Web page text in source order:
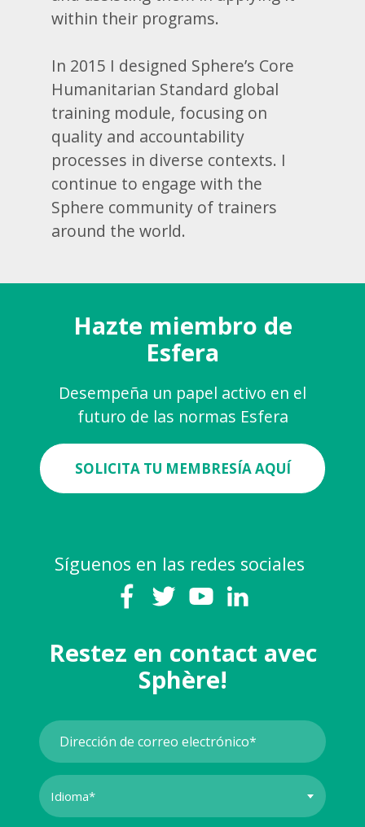
within their programs.
In 2015 I designed Sphere’s Core
Humanitarian Standard global
training module, focusing on
quality and accountability
processes in diverse contexts. I
continue to engage with the
Sphere community of trainers
around the world.
Hazte miembro de
Esfera
Desempeña un papel activo en el
futuro de las normas Esfera
SOLICITA TU MEMBRESÍA AQUÍ
Síguenos en las redes sociales
Restez en contact avec
Sphère!